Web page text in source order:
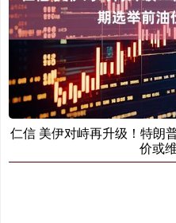
仁信 美伊对峙再升级！特朗
价或